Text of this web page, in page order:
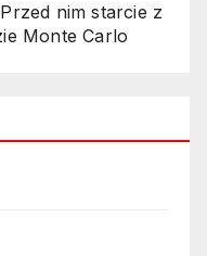
nim starcie z
Monte Carlo